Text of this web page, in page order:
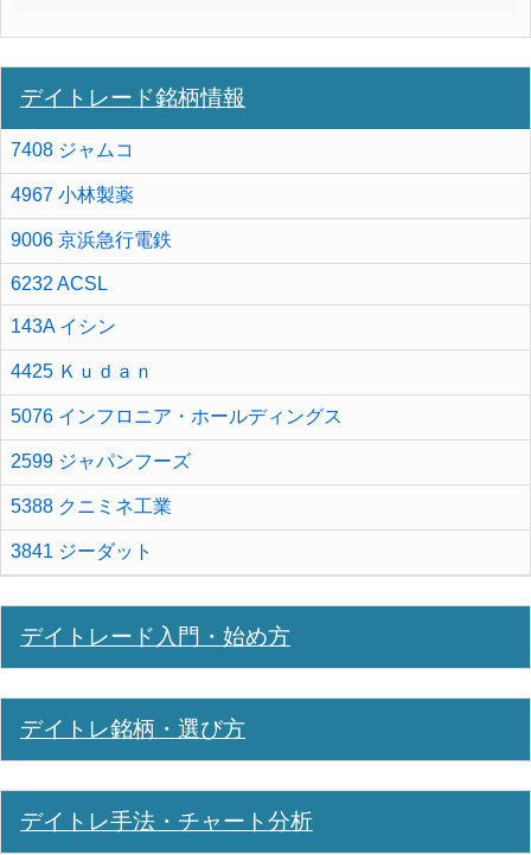
デイトレード銘柄情報
7408 ジャムコ
4967 小林製薬
9006 京浜急行電鉄
6232 ACSL
143A イシン
4425 Ｋｕｄａｎ
5076 インフロニア・ホールディングス
2599 ジャパンフーズ
5388 クニミネ工業
3841 ジーダット
デイトレード入門・始め方
デイトレ銘柄・選び方
デイトレ手法・チャート分析